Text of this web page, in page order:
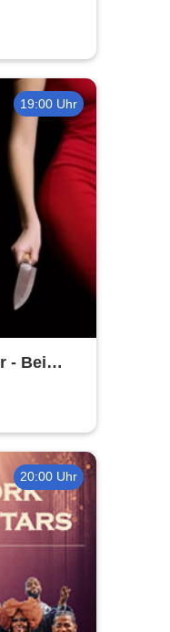
Edition
19:00 Uhr
- Bei
20:00 Uhr